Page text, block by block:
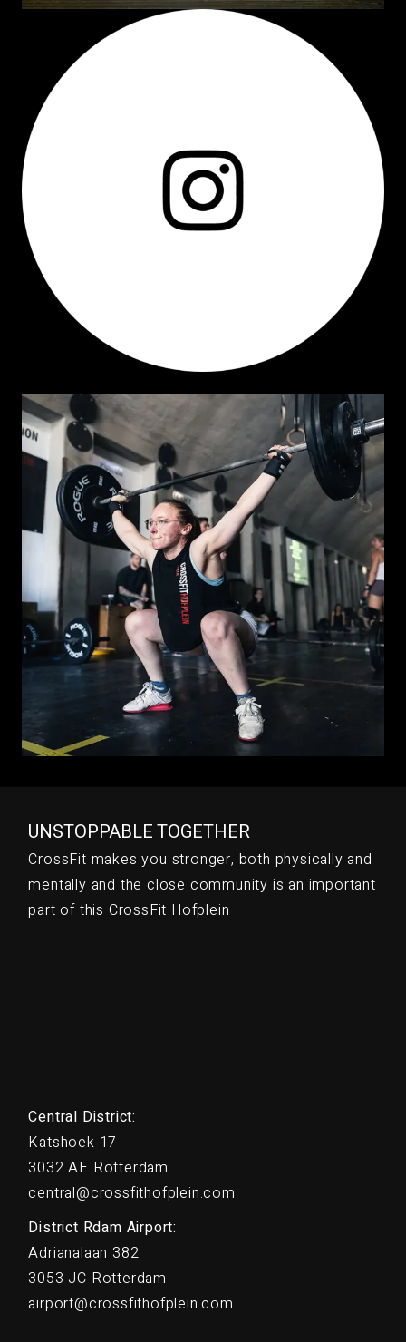
UNSTOPPABLE TOGETHER
CrossFit makes you stronger, both physically and
mentally and the close community is an important
part of this CrossFit Hofplein
Central District:
Katshoek 17
3032 AE Rotterdam
central@crossfithofplein.com
District Rdam Airport:
Adrianalaan 382
3053 JC Rotterdam
airport@crossfithofplein.com